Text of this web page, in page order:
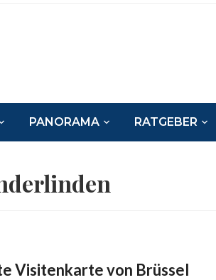
PANORAMA RATGEBER
Visitenkarte von Brüssel